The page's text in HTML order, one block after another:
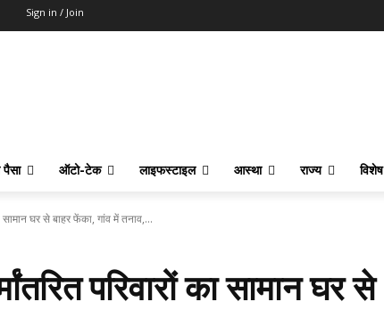
Sign in / Join
ऑटो-टेक लाइफस्टाइल आस्था राज्य विशेष
घर से बाहर फेंका, गांव में तनाव,...
परिवारों का सामान घर से